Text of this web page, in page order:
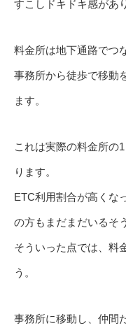
すこしドキドキ感があ
料金所は地下通路でつ
事務所から徒歩で移動
ます。
これは実際の料金所の
ります。
ETC利用割合が高くな
の方もまだまだいるそ
そういった点では、料
う。
事務所に移動し、仲間